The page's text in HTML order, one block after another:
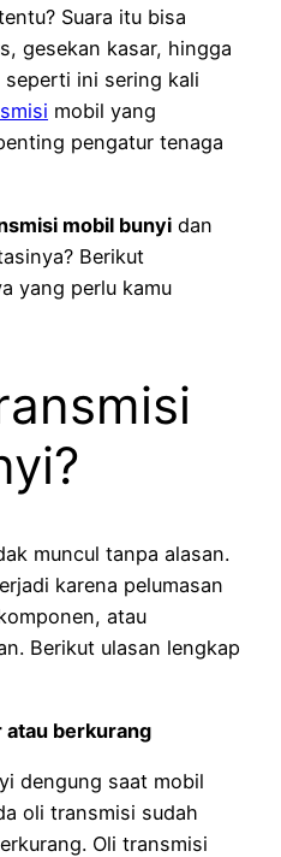
Suara itu bisa
gesekan kasar, hingga
seperti ini sering kali
mobil yang
pengatur tenaga
mobil bunyi dan
Berikut
yang perlu kamu
muncul tanpa alasan.
karena pelumasan
atau
Berikut ulasan lengkap
berkurang
dengung saat mobil
oli transmisi sudah
Oli transmisi